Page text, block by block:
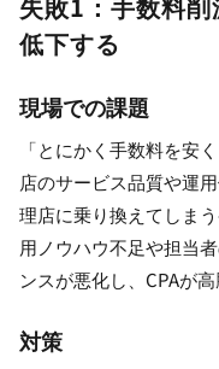
失敗1：手数料
低下する
現場での課題
「とにかく手数料を安
店のサービス品質や運
理店に乗り換えてしま
用ノウハウ不足や担当
ンスが悪化し、CPAが
対策